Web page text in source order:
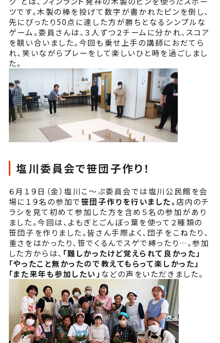
ツです。木製の棒を投げて数字が書かれたピンを倒し、
先にぴったり50点に達した方が勝ちとなるシンプルな
ゲーム。委員さんは、３人ずつ２チームに分かれ、スコア
を競い合いました。今回も乗せ上手の講師におだてら
れ、笑いながらプレーをして楽しいひと時を過ごしまし
た。
塩川委員会で笹団子作り！
６月１９日（金）塩川こ～ぷ委員会では塩川公民館を会
場に１９名の参加で笹団子作りを行いました。 店内のチ
ラシを見て初めて参加した方を含め５名の参加があり
ました。今回は、よもぎとごんぼっ葉を使って２種類の
笹団子を作りました。皆さん手際よく、団子をこねたり、
重さをはかったり、笹でくるんでスゲで縛ったり…。参加
した方からは、 「難しかったけど覚えられて良かった」
「やったこと無かったので教えてもらって楽しかった」
「また来年も参加したい」 などの声をいただきました。